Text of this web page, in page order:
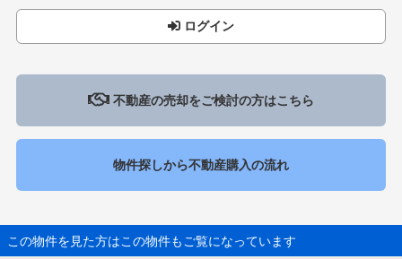
ログイン
不動産の売却をご検討の方はこちら
物件探しから不動産購入の流れ
この物件を見た方はこの物件もご覧になっています